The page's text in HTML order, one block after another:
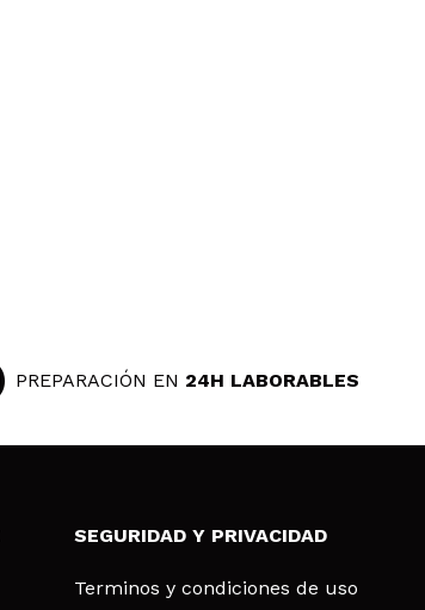
PREPARACIÓN EN 24H LABORABLES
SEGURIDAD Y PRIVACIDAD
Terminos y condiciones de uso